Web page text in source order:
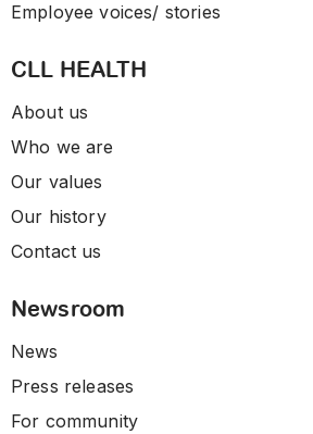
Employee voices/ stories
CLL HEALTH
About us
Who we are
Our values
Our history
Contact us
Newsroom
News
Press releases
For community